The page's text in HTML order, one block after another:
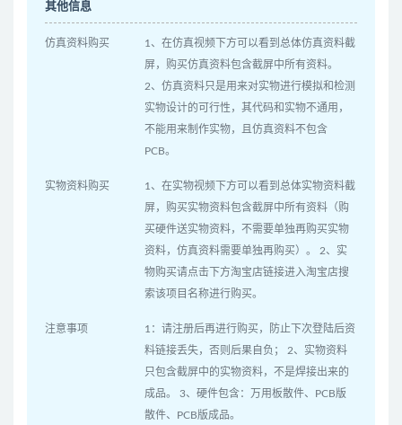
其他信息
仿真资料购买
1、在仿真视频下方可以看到总体仿真资料截
屏，购买仿真资料包含截屏中所有资料。
2、仿真资料只是用来对实物进行模拟和检测
实物设计的可行性，其代码和实物不通用，
不能用来制作实物，且仿真资料不包含
PCB。
实物资料购买
1、在实物视频下方可以看到总体实物资料截
屏，购买实物资料包含截屏中所有资料（购
买硬件送实物资料，不需要单独再购买实物
资料，仿真资料需要单独再购买）。 2、实
物购买请点击下方淘宝店链接进入淘宝店搜
索该项目名称进行购买。
注意事项
1：请注册后再进行购买，防止下次登陆后资
料链接丢失，否则后果自负； 2、实物资料
只包含截屏中的实物资料，不是焊接出来的
成品。 3、硬件包含：万用板散件、PCB版
散件、PCB版成品。